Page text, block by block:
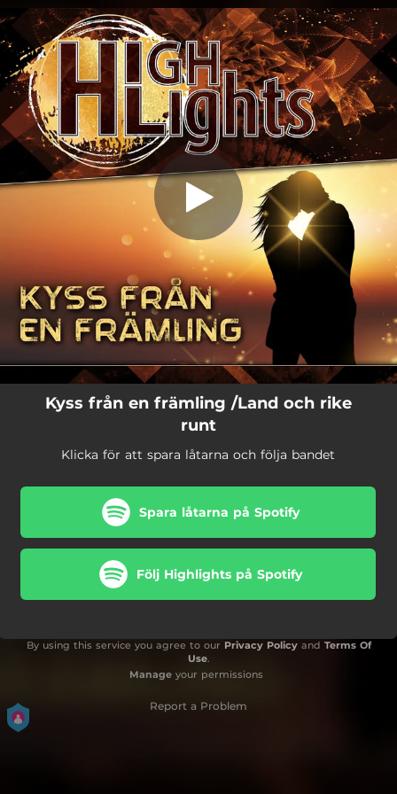
You're all set!
Kyss från en främling /Land och rike
runt
Klicka för att spara låtarna och följa bandet
Spara låtarna på Spotify
Följ Highlights på Spotify
By using this service you agree to our Privacy Policyand Terms Of
Use.
Manageyour permissions
Report a Problem